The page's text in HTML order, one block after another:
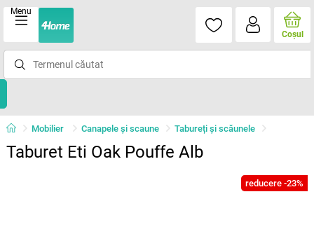
Menu
Coşul
Mobilier Canapele și scaune Tabureți și scăunele
Taburet Eti Oak Pouffe Alb
reducere -23%